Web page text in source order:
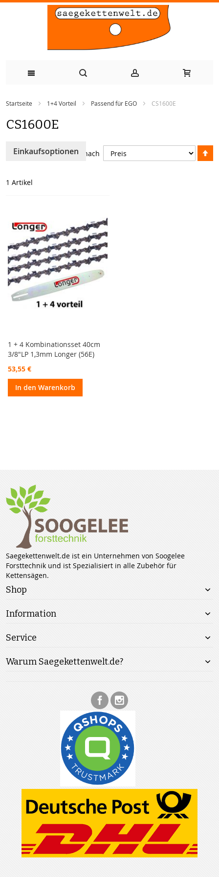
springen
Startseite 1+4 Vorteil Passend für EGO CS1600E
CS1600E
1 Artikel
Sortieren nach
1 + 4 Kombinationsset 40cm
3/8"LP 1,3mm Longer (56E)
53,55 €
In den Warenkorb
Einkaufsoptionen
Saegekettenwelt.de ist ein Unternehmen von Soogelee
Forsttechnik und ist Spezialisiert in alle Zubehör für
Kettensägen.
Shop
Information
Service
Warum Saegekettenwelt.de?